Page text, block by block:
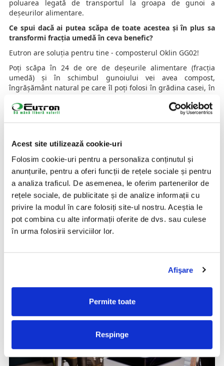
Acest site utilizează cookie-uri
Folosim cookie-uri pentru a personaliza conținutul și
anunțurile, pentru a oferi funcții de rețele sociale și pentru
a analiza traficul. De asemenea, le oferim partenerilor de
rețele sociale, de publicitate și de analize informații cu
privire la modul în care folosiți site-ul nostru. Aceștia le
pot combina cu alte informații oferite de dvs. sau culese
în urma folosirii serviciilor lor.
Afişare
Permite toate
Respinge
poluarea legată de transportul la groapa de gunoi a
deșeurilor alimentare.
Ce spui dacă ai putea scăpa de toate acestea și în plus sa
transformi fracția umedă în ceva benefic?
Eutron are soluția pentru tine - composterul Oklin GG02!
Poți scăpa în 24 de ore de deșeurile alimentare (fracția
umedă) și în schimbul gunoiului vei avea compost,
îngrășământ natural pe care îl poți folosi în grădina casei, în
blocului tău.
Composterul - o soluție eficientă, economică și sustenabilă
alimentare în maxim 24 de ore, transformându-le în
compost. Are o capacitate de prelucrare de max. 4 kg în 24
de ore. Este ușor de folosit, nu are nevoie de consumabile,
doar de o suprafață de 45 cm și o priză în apropiere.
Ce poți introduce în composter?
Resturi de fructe și legume, citrice, coji de banane, rămășițe
de plante, pâine și alte alimente învechite, plante uscate și
alte resturi alimentare. Eutron te poate ajuta să scapi de
deșeurile alimentare din bucătăria, apartamentul sau casa